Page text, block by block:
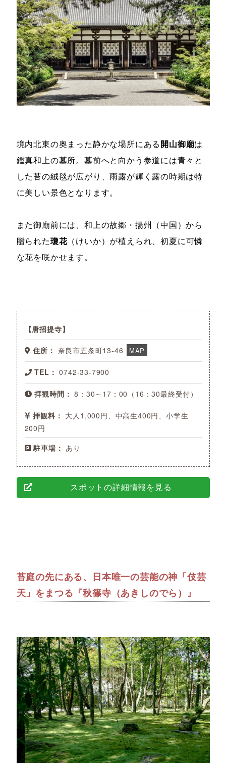
境内北東の奥まった静かな場所にある開山御廟は
鑑真和上の墓所。墓前へと向かう参道には青々と
した苔の絨毯が広がり、雨露が輝く露の時期は特
に美しい景色となります。
また御廟前には、和上の故郷・揚州（中国）から
贈られた瓊花（けいか）が植えられ、初夏に可憐
な花を咲かせます。
唐招提寺
住所： 奈良市五条町13-46 MAP
TEL： 0742-33-7900
拝観時間： 8：30～17：00（16：30最終受付）
拝観料： 大人1,000円、中高生400円、小学生
200円
駐車場： あり
スポットの詳細情報を見る
苔庭の先にある、日本唯一の芸能の神「伎芸
天」をまつる『秋篠寺（あきしのでら）』